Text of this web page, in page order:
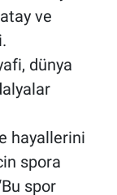
ve
dünya
hayallerini
spora
spor